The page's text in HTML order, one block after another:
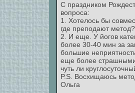
C праздником
вопроса:
1. Хотелось бы
где преподают метод?
2. И еще. У йогов
более 30-40 мин за
большие
еще более
чуть ли
P.S. Восхищаюсь
Ольга